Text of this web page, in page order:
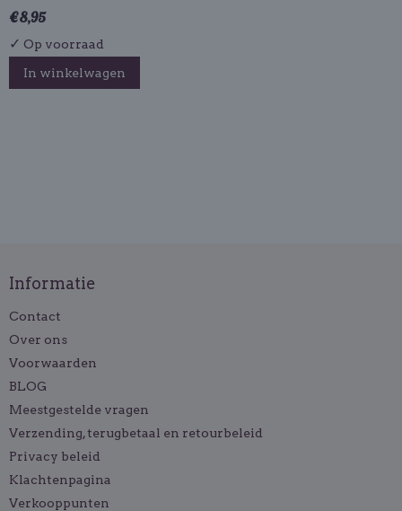
€ 8,95
✓ Op voorraad
In winkelwagen
Informatie
Contact
Over ons
Voorwaarden
BLOG
Meestgestelde vragen
Verzending, terugbetaal en retourbeleid
Privacy beleid
Klachtenpagina
Verkooppunten